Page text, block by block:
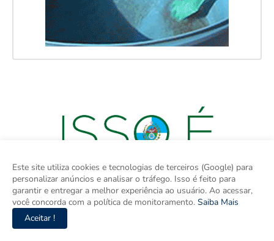
Este site utiliza cookies e tecnologias de terceiros (Google) para
personalizar anúncios e analisar o tráfego. Isso é feito para
garantir e entregar a melhor experiência ao usuário. Ao acessar,
você concorda com a política de monitoramento. Saiba Mais
Aceitar !